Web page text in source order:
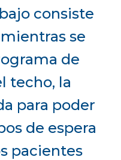
consiste
se
de
techo, la
para poder
de espera
pacientes